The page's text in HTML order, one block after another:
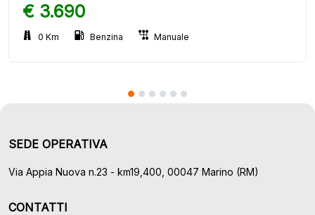
€ 3.690
0 Km Benzina Manuale
SEDE OPERATIVA
Via Appia Nuova n.23 - km19,400, 00047 Marino (RM)
CONTATTI